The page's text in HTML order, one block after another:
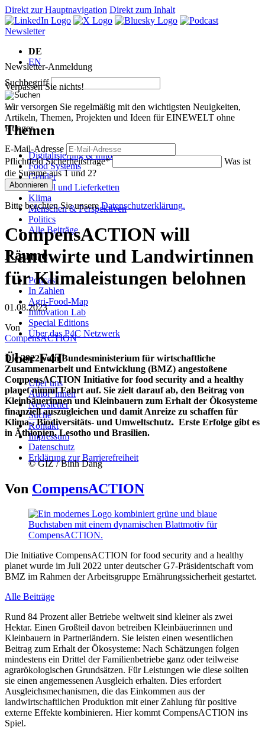
Direkt zur Hauptnavigation Direkt zum Inhalt
Newsletter
DE
EN
Suchbegriff
Themen
Digitalisierung & Innovation
Food Systems
Gender
Handel und Lieferketten
Klima
Menschen & Perspektiven
Politics
Alle Beiträge
Räume
Podcast
In Zahlen
Agri-Food-Map
Innovation Lab
Special Editions
Über das P4C Netzwerk
Über F4T
Über uns
Autor*innen
Newsletter
Suche
Kontakt
Impressum
Datenschutz
Erklärung zur Barrierefreiheit
Newsletter-Anmeldung
Verpassen Sie nichts!
Wir versorgen Sie regelmäßig mit den wichtigsten Neuigkeiten,
Artikeln, Themen, Projekten und Ideen für EINEWELT ohne
Hunger.
E-Mail-Adresse
PflichtfeldSicherheitsfrage*
Was ist
die Summe aus 1 und 2?
Abonnieren
Bitte beachten Sie unsereDatenschutzerklärung.
CompensACTION will
Landwirte und Landwirtinnen
für Klimaleistungen belohnen
01.08.2023
Von
CompensACTION
Die 2022 vom Bundesministerium für wirtschaftliche
Zusammenarbeit und Entwicklung (BMZ) angestoßene
CompensACTION Initiative for food security and a healthy
planet nimmt Fahrt auf. Sie zielt darauf ab, den Beitrag von
Kleinbäuerinnen und Kleinbauern zum Erhalt der Ökosysteme
finanziell auszugleichen und damit Anreize zu schaffen für
Klima-, Biodiversitäts- und Umweltschutz. Erste Erfolge gibt es
in Äthiopien, Lesotho und Brasilien.
© GIZ / Binh Dang
Von CompensACTION
Die Initiative CompensACTION for food security and a healthy
planet wurde im Juli 2022 unter deutscher G7-Präsidentschaft vom
BMZ im Rahmen der Arbeitsgruppe Ernährungssicherheit gestartet.
Alle Beiträge
Rund 84 Prozent aller Betriebe weltweit sind kleiner als zwei
Hektar. Einen Großteil davon betreiben Kleinbäuerinnen und
Kleinbauern in Partnerländern. Sie leisten einen wesentlichen
Beitrag zum Erhalt der Ökosysteme: Nach Schätzungen folgen
mindestens ein Drittel der Familienbetriebe ganz oder teilweise
agrarökologischen Grundsätzen. Für Leistungen wie diese sollten
sie einen angemessenen Ausgleich erhalten. Dies erfordert
Ausgleichsmechanismen, die das Einkommen aus der
landwirtschaftlichen Produktion mit einer Zahlung für positive
externe Effekte kombinieren. Hier kommt CompensACTION ins
Spiel.